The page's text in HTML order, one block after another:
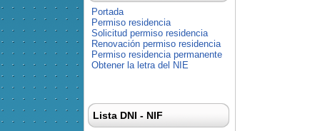
Portada
Permiso residencia
Solicitud permiso residencia
Renovación permiso residencia
Permiso residencia permanente
Obtener la letra del NIE
Lista DNI - NIF